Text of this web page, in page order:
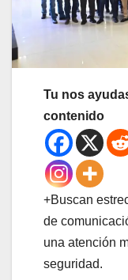
Tu nos
contenido
+Buscan
de
una atención
seguridad.